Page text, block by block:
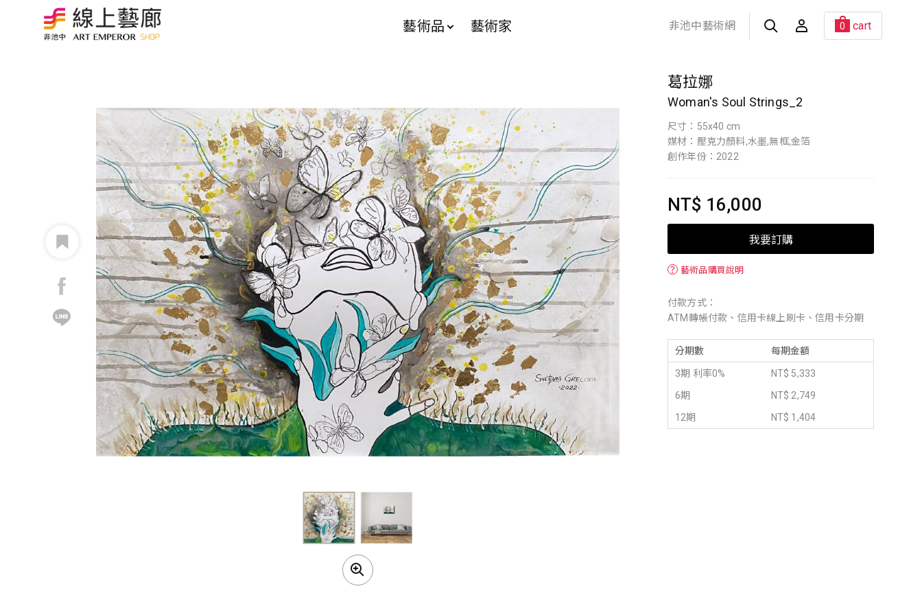
藝術品 藝術家 非池中藝術網 0 cart
葛拉娜
Woman's Soul Strings_2
尺寸：55x40 cm
媒材：壓克力顏料,水墨,無框,金箔
創作年份：2022
NT$ 16,000
我要訂購
？ 藝術品購買說明
付款方式：
ATM轉帳付款、信用卡線上刷卡、信用卡分期
分期數 每期金額
3期 利率0%
NT$ 5,333
6期
NT$ 2,749
12期
NT$ 1,404